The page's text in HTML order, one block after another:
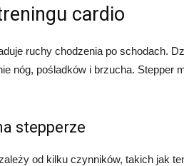
cardio
ruchy chodzenia po schodach.
nóg, pośladków i brzucha. Stepper
stepperze
od kilku czynników, takich jak